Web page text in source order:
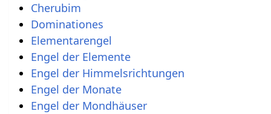
Cherubim
Dominationes
Elementarengel
Engel der Elemente
Engel der Himmelsrichtungen
Engel der Monate
Engel der Mondhäuser